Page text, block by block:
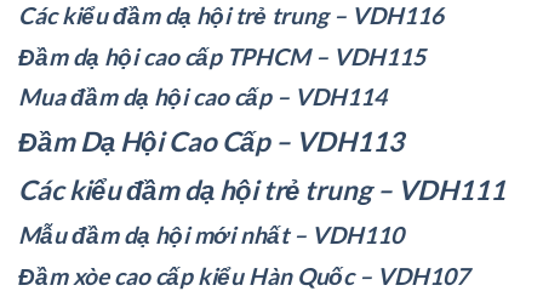
Các kiểu đầm dạ hội trẻ trung – VDH116
Đầm dạ hội cao cấp TPHCM – VDH115
Mua đầm dạ hội cao cấp – VDH114
Đầm Dạ Hội Cao Cấp – VDH113
Các kiểu đầm dạ hội trẻ trung – VDH111
Mẫu đầm dạ hội mới nhất – VDH110
Đầm xòe cao cấp kiểu Hàn Quốc – VDH107